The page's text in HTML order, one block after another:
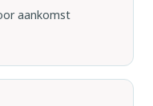
aankomst